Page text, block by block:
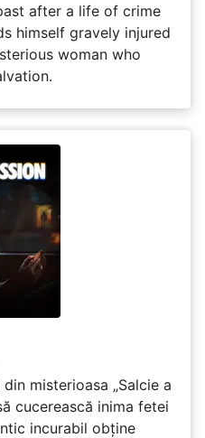
after a life of crime
himself gravely injured
woman who
misterioasa „Salcie a
cucerească inima fetei
incurabil obține